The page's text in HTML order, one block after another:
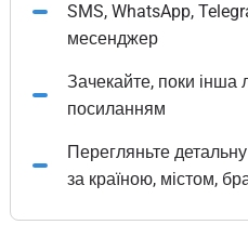
SMS, WhatsApp,
месенджер
Зачекайте, поки
посиланням
Перегляньте детальну
за країною, містом,